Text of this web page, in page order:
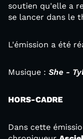
soutien qu'elle a
se lancer dans le
L'émission a été
Musique : She -
HORS-CADRE
Dans cette